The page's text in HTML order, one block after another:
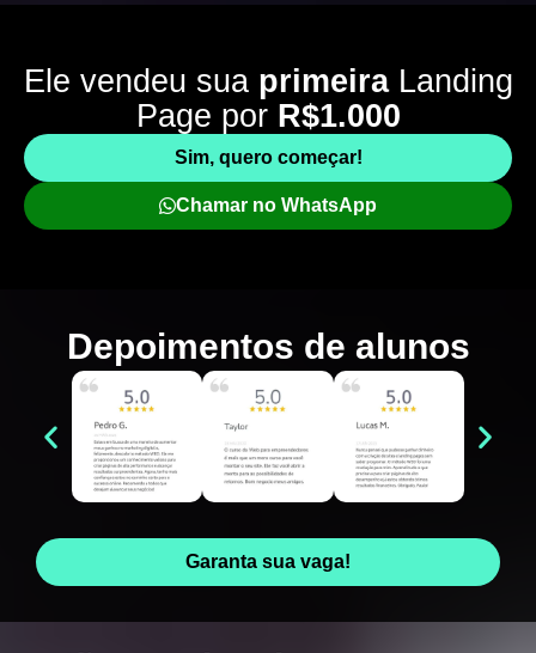
Ele vendeu sua primeira Landing
Page por R$1.000
Sim, quero começar!
Chamar no WhatsApp
Depoimentos de alunos
Garanta sua vaga!